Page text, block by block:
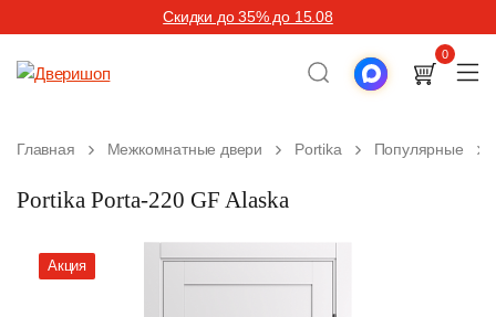
Скидки до 35% до 15.08
0
Главная Межкомнатные двери Portika Популярные
Portika Porta-220 GF Alaska
Акция